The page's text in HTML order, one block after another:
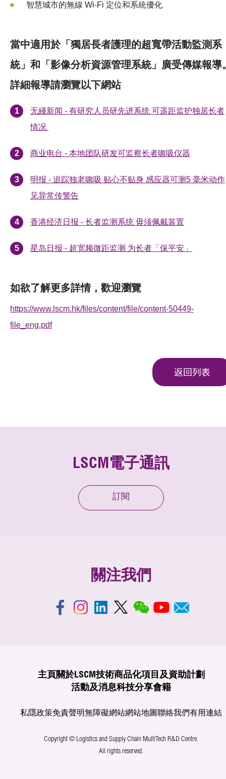
智慧城市的無線 Wi-Fi 定位和系統優化
當中適用於「獨居長者護理的超寬帶活動監測系
統」和「影像分析資源管理系統」廣受傳媒報導
詳細報導請瀏覽以下網站
无綫新闻 - 有研究人员研先进系统 可遥距监护独居长者
情况
商业电台 - 本地团队研发可监察长者唿吸仪器
明报 - 追踪独老唿吸 贴心不贴身 感应器可测5 毫米动作
见异常传警告
香港经济日报 - 长者监测系统 毋须佩戴装置
星岛日报 - 超宽频微距监测 为长者「保平安」
如欲了解更多詳情，歡迎瀏覽
https://www.lscm.hk/files/content/file/content-50449-
file_eng.pdf
返回列表
LSCM電子通訊
訂閱
關注我們
主頁關於LSCM技術商品化項目及資助計劃
活動及消息科技分享會籍
私隱政策免責聲明無障礙網站網站地圖聯絡我們有用連結
Copyright © Logistics and Supply Chain MultiTech R&D Centre.
All rights reserved.